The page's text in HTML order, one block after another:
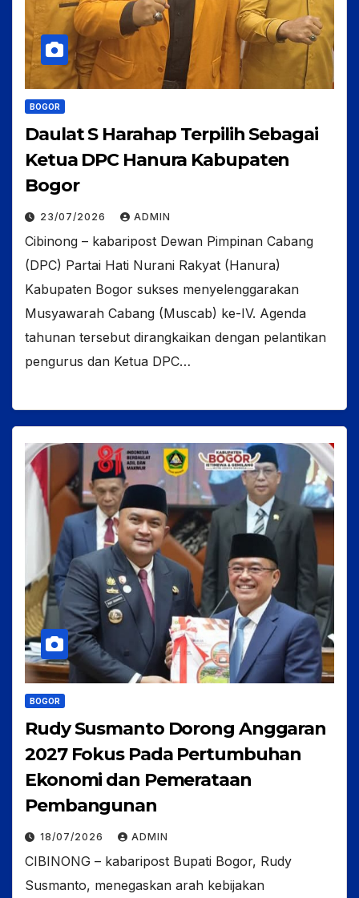
BOGOR
Daulat S Harahap Terpilih Sebagai
Ketua DPC Hanura Kabupaten
Bogor
23/07/2026 ADMIN
Cibinong – kabaripost Dewan Pimpinan Cabang
(DPC) Partai Hati Nurani Rakyat (Hanura)
Kabupaten Bogor sukses menyelenggarakan
Musyawarah Cabang (Muscab) ke-IV. Agenda
tahunan tersebut dirangkaikan dengan pelantikan
pengurus dan Ketua DPC…
BOGOR
Rudy Susmanto Dorong Anggaran
2027 Fokus Pada Pertumbuhan
Ekonomi dan Pemerataan
Pembangunan
18/07/2026 ADMIN
CIBINONG – kabaripost Bupati Bogor, Rudy
Susmanto, menegaskan arah kebijakan